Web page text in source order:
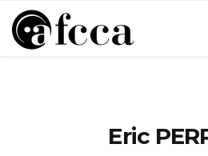
Eric